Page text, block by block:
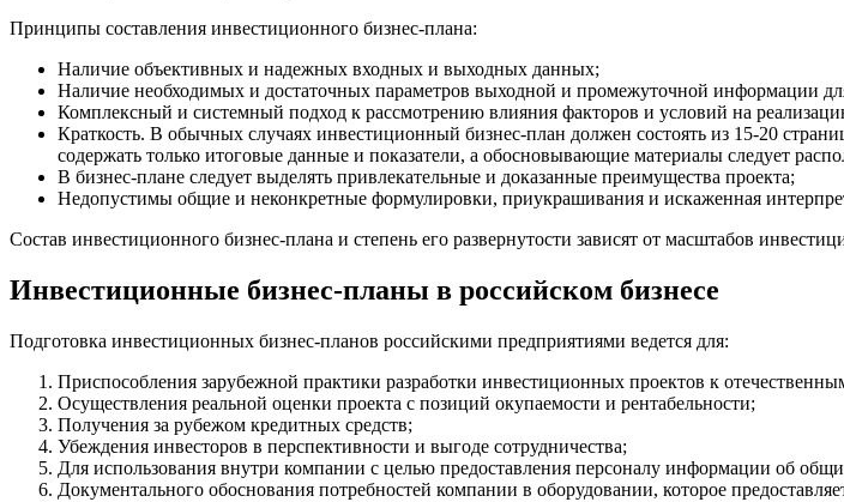
Принципы составления инвестиционного бизнес-плана:
Наличие объективных и надежных входных и выходных данных;
Наличие необходимых и достаточных параметров выходной и промежуточной информации
Комплексный и системный подход к рассмотрению влияния факторов и условий на
Краткость. В обычных случаях инвестиционный бизнес-план должен состоять из 15-20
содержать только итоговые данные и показатели, а обосновывающие материалы следует
В бизнес-плане следует выделять привлекательные и доказанные преимущества проекта;
Недопустимы общие и неконкретные формулировки, приукрашивания и искаженная
Состав инвестиционного бизнес-плана и степень его развернутости зависят от масштабов
Инвестиционные бизнес-планы в российском бизнесе
Подготовка инвестиционных бизнес-планов российскими предприятиями ведется для:
Приспособления зарубежной практики разработки инвестиционных проектов к
Осуществления реальной оценки проекта с позиций окупаемости и рентабельности;
Получения за рубежом кредитных средств;
Убеждения инвесторов в перспективности и выгоде сотрудничества;
Для использования внутри компании с целью предоставления персоналу информации об
Документального обоснования потребностей компании в оборудовании, которое